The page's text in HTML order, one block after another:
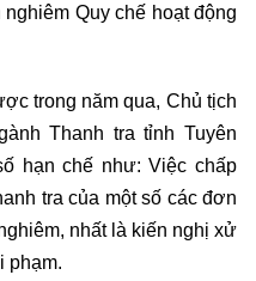
Quy chế hoạt động
trong năm qua, Chủ tịch
Thanh tra tỉnh Tuyên
hạn chế như: Việc chấp
tra của một số các đơn
nhất là kiến nghị xử
phạm.